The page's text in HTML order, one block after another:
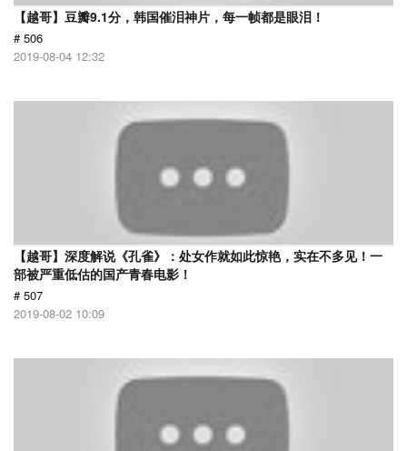
【越哥】豆瓣9.1分，韩国催泪神片，每一帧都是眼泪！
# 506
2019-08-04 12:32
【越哥】深度解说《孔雀》：处女作就如此惊艳，实在不多见！一
部被严重低估的国产青春电影！
# 507
2019-08-02 10:09